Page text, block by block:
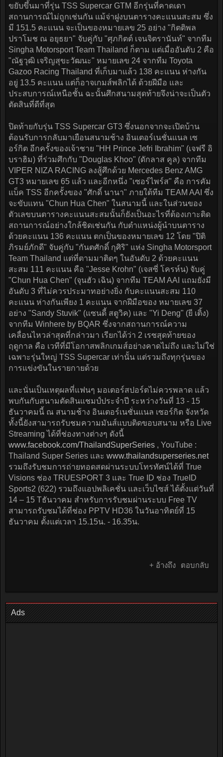
ขยับขึ้นมาที่รุ่น TSS Supercar GTM อีกรุ่นที่คาดเดา
สถานการณ์ไม่ถูกเช่นกัน แม้จ่าฝูงบนตารางคะแนนสะสม ซึ่ง
มี 151.5 คะแนน จะเป็นของหมายเลข 25 อย่าง "กิตติพล
ปราโมช ณ อยุธยา" จับคู่กับ "ศุภกิตต์ เจนจิตรานันท์" จากทีม
Singha Motorsport Team Thailand ก็ตาม แต่เมื่ออันดับ 2 คือ
"ณัฐวุฒิ เจริญสุขะวัฒนะ" หมายเลข 24 จากทีม Toyota
Gazoo Racing Thailand ที่เก็บมาแล้ว 138 คะแนน ห่างกัน
อยู่ 13.5 คะแนน แต่ก็อาจเกมส์พลิกได้ ด้วยฝีมือ และ
ประสบการณ์เหนือชั้น ฉะนั้นศึกสนามสุดท้ายจึงน่าจะเป็นตัว
ตัดสินที่ดีที่สุด
ปิดท้ายกับรุ่น TSS Supercar GT3 ซึ่งนอกจากจะเปิดบ้าน
ต้อนรับการกลับมาเยือนสนามช้าง อินเตอร์เนชั่นแนล เซ
อร์กิต อีกครั้งของเจ้าชาย "HH Prince Jefri Ibrahim" (เจฟรี อิ
บราฮิม) ที่ร่วมศึกกับ "Douglas Khoo" (ดักลาส คูล) จากทีม
VIPER NIZA RACING ลงสู้ศึกด้วย Mercedes Benz AMG
GT3 หมายเลข 65 แล้ว และอีกหนึ่ง "เซอร์ไพร์ส" คือ การคัม
แบ็ค TSS อีกครั้งของ "ศักดิ์ นานา" ภายใต้ทีม TEAM AAI ซึ่ง
จะขับแทน "Chun Hua Chen" ในสนามนี้ และในส่วนของ
ตัวเลขบนตารางคะแนนสะสมนั้นก็ยังเป็นอะไรที่ต้องเกาะติด
สถานการณ์อย่างใกล้ชิดเช่นกัน กับตำแหน่งผู้นำบนตาราง
ด้วยคะแนน 136 คะแนน ตกเป็นของหมายเลข 12 โดย "ปิติ
ภิรมย์ภักดี" จับคู่กับ "กันตศักดิ์ กุศิริ" แห่ง Singha Motorsport
Team Thailand แต่ที่ตามมาติดๆ ในอันดับ 2 ด้วยคะแนน
สะสม 111 คะแนน คือ "Jesse Krohn" (เจสซี่ โครห์น) จับคู่
"Chun Hua Chen" (จุนฮัว เฉิน) จากทีม TEAM AAI แถมยังมี
อันดับ 3 ที่ไม่ควรประมาทอย่างยิ่ง กับคะแนนสะสม 110
คะแนน ห่างกันเพียง 1 คะแนน จากฝีมือของ หมายเลข 37
อย่าง "Sandy Stuvik" (แซนดี้ สตูวิค) และ "Yi Deng" (ยี เติ้ง)
จากทีม Winhere by BQAR ซึ่งจากสถานการณ์ความ
เคลื่อนไหวล่าสุดที่กล่าวมา เรียกได้ว่า 2 เรซสุดท้ายของ
ฤดูกาล คือ เวทีที่มีโอกาสพลิกเกมส์อย่างคาดไม่ถึง และไม่ใช่
เฉพาะรุ่นใหญ่ TSS Supercar เท่านั้น แต่รวมถึงทุกรุ่นของ
การแข่งขันในรายกายด้วย
และนั่นเป็นเหตุผลที่แฟนๆ มอเตอร์สปอร์ตไม่ควรพลาด แล้ว
พบกันกับสนามตัดสินแชมป์ประจำปี ระหว่างวันที่ 13 - 15
ธันวาคมนี้ ณ สนามช้าง อินเตอร์เนชั่นแนล เซอร์กิต จังหวัด
ทั้งนี้ยังสามารถรับชมความมันส์แบบติดขอบสนาม หรือ Live
Streaming ได้ที่ช่องทางต่างๆ ดังนี้
www.facebook.com/ThailandSuperSeries , YouTube :
Thailand Super Series และ www.thailandsuperseries.net
รวมถึงรับชมการถ่ายทอดสดผ่านระบบโทรทัศน์ได้ที่ True
Visions ช่อง TRUESPORT 3 และ True ID ช่อง TrueID
Sports2 (622) รวมถึงแอปพลิเคชั่น และเว็บไซส์ ได้ตั้งแต่วันที่
14 – 15 Tธันวาคม สำหรับการรับชมผ่านระบบ Free TV
สามารถรับชมได้ที่ช่อง PPTV HD36 ในวันอาทิตย์ที่ 15
ธันวาคม ตั้งแต่เวลา 15.15น. - 16.35น.
+ อ้างถึง ตอบกลับ
Ads